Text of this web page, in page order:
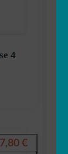
4
7,80 €